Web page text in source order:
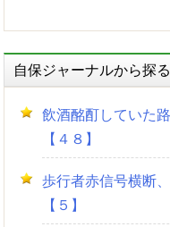
自保ジャーナルから探
飲酒酩酊していた
【４８】
歩行者赤信号横断
【５】